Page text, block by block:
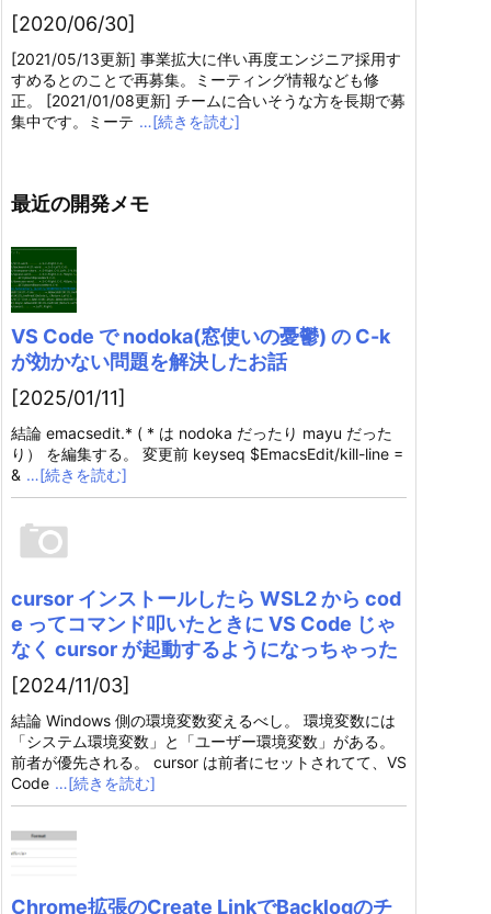
[2020/06/30]
[2021/05/13更新] 事業拡大に伴い再度エンジニア採用す
すめるとのことで再募集。ミーティング情報なども修
正。 [2021/01/08更新] チームに合いそうな方を長期で募
集中です。ミーテ …[続きを読む]
最近の開発メモ
VS Code で nodoka(窓使いの憂鬱) の C-k
が効かない問題を解決したお話
[2025/01/11]
結論 emacsedit.* ( * は nodoka だったり mayu だった
り） を編集する。 変更前 keyseq $EmacsEdit/kill-line =
& …[続きを読む]
cursor インストールしたら WSL2 から cod
e ってコマンド叩いたときに VS Code じゃ
なく cursor が起動するようになっちゃった
[2024/11/03]
結論 Windows 側の環境変数変えるべし。 環境変数には
「システム環境変数」と「ユーザー環境変数」がある。
前者が優先される。 cursor は前者にセットされてて、VS
Code …[続きを読む]
Chrome拡張のCreate LinkでBacklogのチ